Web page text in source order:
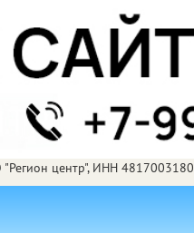
центр", ИНН 4817003180